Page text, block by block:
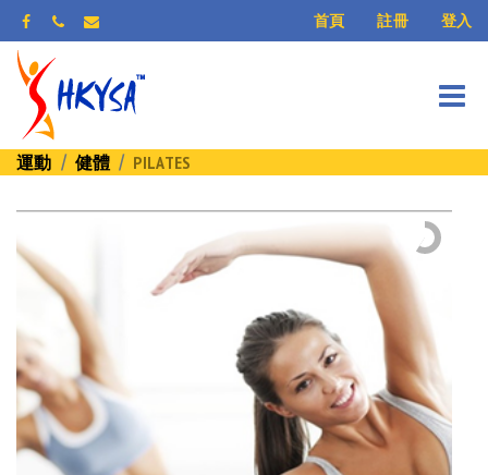
首頁 註冊 登入
運動 健體 PILATES